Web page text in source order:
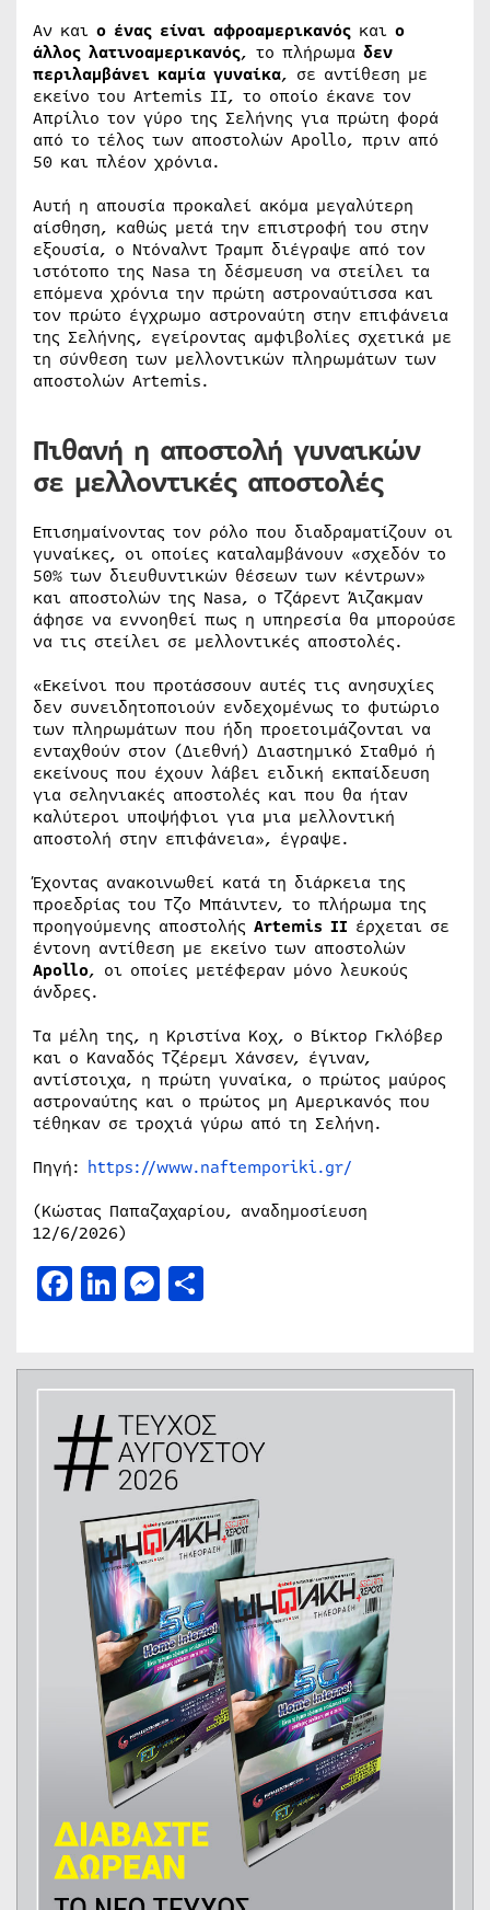
Αν και ο ένας είναι αφροαμερικανός και ο
άλλος λατινοαμερικανός, το πλήρωμα δεν
περιλαμβάνει καμία γυναίκα, σε αντίθεση με
εκείνο του Artemis II, το οποίο έκανε τον
Απρίλιο τον γύρο της Σελήνης για πρώτη φορά
από το τέλος των αποστολών Apollo, πριν από
50 και πλέον χρόνια.
Αυτή η απουσία προκαλεί ακόμα μεγαλύτερη
αίσθηση, καθώς μετά την επιστροφή του στην
εξουσία, ο Ντόναλντ Τραμπ διέγραψε από τον
ιστότοπο της Nasa τη δέσμευση να στείλει τα
επόμενα χρόνια την πρώτη αστροναύτισσα και
τον πρώτο έγχρωμο αστροναύτη στην επιφάνεια
της Σελήνης, εγείροντας αμφιβολίες σχετικά με
τη σύνθεση των μελλοντικών πληρωμάτων των
αποστολών Artemis.
Πιθανή η αποστολή γυναικών
σε μελλοντικές αποστολές
Επισημαίνοντας τον ρόλο που διαδραματίζουν οι
γυναίκες, οι οποίες καταλαμβάνουν «σχεδόν το
50% των διευθυντικών θέσεων των κέντρων»
και αποστολών της Nasa, ο Τζάρεντ Άιζακμαν
άφησε να εννοηθεί πως η υπηρεσία θα μπορούσε
να τις στείλει σε μελλοντικές αποστολές.
«Εκείνοι που προτάσσουν αυτές τις ανησυχίες
δεν συνειδητοποιούν ενδεχομένως το φυτώριο
των πληρωμάτων που ήδη προετοιμάζονται να
ενταχθούν στον (Διεθνή) Διαστημικό Σταθμό ή
εκείνους που έχουν λάβει ειδική εκπαίδευση
για σεληνιακές αποστολές και που θα ήταν
καλύτεροι υποψήφιοι για μια μελλοντική
αποστολή στην επιφάνεια», έγραψε.
Έχοντας ανακοινωθεί κατά τη διάρκεια της
προεδρίας του Τζο Μπάιντεν, το πλήρωμα της
προηγούμενης αποστολής Artemis II έρχεται σε
έντονη αντίθεση με εκείνο των αποστολών
Apollo, οι οποίες μετέφεραν μόνο λευκούς
άνδρες.
Τα μέλη της, η Κριστίνα Κοχ, ο Βίκτορ Γκλόβερ
και ο Καναδός Τζέρεμι Χάνσεν, έγιναν,
αντίστοιχα, η πρώτη γυναίκα, ο πρώτος μαύρος
αστροναύτης και ο πρώτος μη Αμερικανός που
τέθηκαν σε τροχιά γύρω από τη Σελήνη.
Πηγή: https://www.naftemporiki.gr/
(Κώστας Παπαζαχαρίου, αναδημοσίευση
12/6/2026)
Facebook
LinkedIn
Messenger